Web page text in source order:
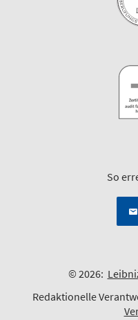
So
© 2026:
Redaktionelle